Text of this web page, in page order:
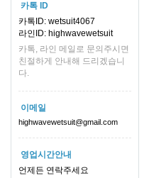
카톡 ID
카톡ID: wetsuit4067
라인ID: highwavewetsuit
카톡, 라인 메일로 문의주시면
친절하게 안내해 드리겠습니
다.
이메일
highwavewetsuit@gmail.com
영업시간안내
언제든 연락주세요